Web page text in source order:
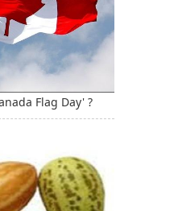
Flag Day' ?